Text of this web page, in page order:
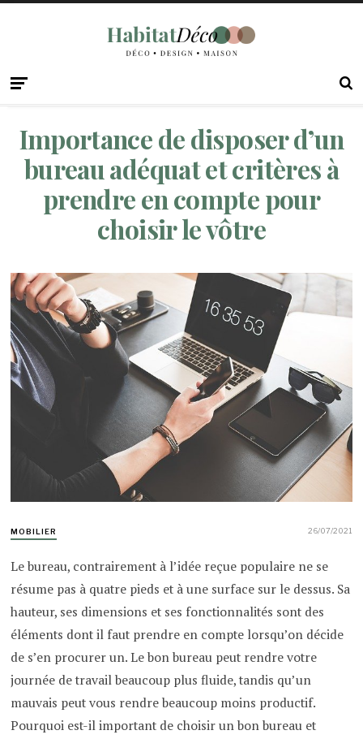
Importance de disposer d’un
bureau adéquat et critères à
prendre en compte pour
choisir le vôtre
MOBILIER 26/07/2021
Le bureau, contrairement à l’idée reçue populaire ne se
résume pas à quatre pieds et à une surface sur le dessus. Sa
hauteur, ses dimensions et ses fonctionnalités sont des
éléments dont il faut prendre en compte lorsqu’on décide
de s’en procurer un. Le bon bureau peut rendre votre
journée de travail beaucoup plus fluide, tandis qu’un
mauvais peut vous rendre beaucoup moins productif.
Pourquoi est-il important de choisir un bon bureau et